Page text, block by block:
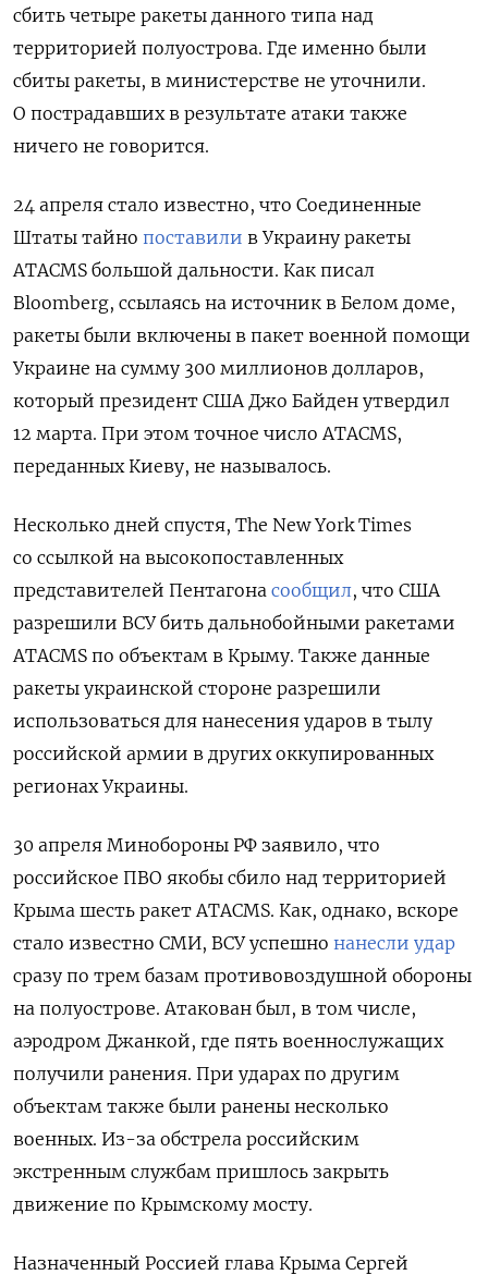
сбить четыре ракеты данного типа над
территорией полуострова. Где именно были
сбиты ракеты, в министерстве не уточнили.
О пострадавших в результате атаки также
ничего не говорится.
24 апреля стало известно, что Соединенные
Штаты тайно поставили в Украину ракеты
ATACMS большой дальности. Как писал
Bloomberg, ссылаясь на источник в Белом доме,
ракеты были включены в пакет военной помощи
Украине на сумму 300 миллионов долларов,
который президент США Джо Байден утвердил
12 марта. При этом точное число ATACMS,
переданных Киеву, не называлось.
Несколько дней спустя, The New York Times
со ссылкой на высокопоставленных
представителей Пентагона сообщил, что США
разрешили ВСУ бить дальнобойными ракетами
ATACMS по объектам в Крыму. Также данные
ракеты украинской стороне разрешили
использоваться для нанесения ударов в тылу
российской армии в других оккупированных
регионах Украины.
30 апреля Минобороны РФ заявило, что
российское ПВО якобы сбило над территорией
Крыма шесть ракет ATACMS. Как, однако, вскоре
стало известно СМИ, ВСУ успешно нанесли удар
сразу по трем базам противовоздушной обороны
на полуострове. Атакован был, в том числе,
аэродром Джанкой, где пять военнослужащих
получили ранения. При ударах по другим
объектам также были ранены несколько
военных. Из-за обстрела российским
экстренным службам пришлось закрыть
движение по Крымскому мосту.
Назначенный Россией глава Крыма Сергей